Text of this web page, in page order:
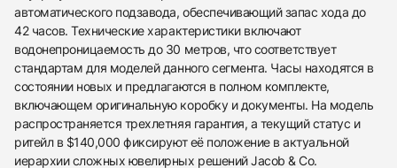
438
285
145
142
205
204
195
150
6
автоматического подзавода, обеспечивающий запас хода до
42 часов. Технические характеристики включают
водонепроницаемость до 30 метров, что соответствует
стандартам для моделей данного сегмента. Часы находятся в
состоянии новых и предлагаются в полном комплекте,
включающем оригинальную коробку и документы. На модель
распространяется трехлетняя гарантия, а текущий статус и
ритейл в $140,000 фиксируют её положение в актуальной
иерархии сложных ювелирных решений Jacob & Co.